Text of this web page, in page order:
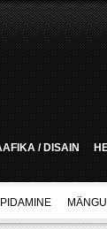
/ DISAIN